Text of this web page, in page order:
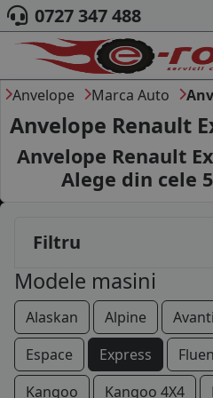
ACASA
DESPRE NOI
ANVELOPE
AUTO
CAMION
MOTO
MARCA
BLOG
B2B -
CONT
0727 347 488
Anvelope Marca Auto
Anvelope Renault
Anvelope Renault
Alege din cele
Filtru
Modele masini
Alaskan Alpine
Espace
Express
Kangoo
Kangoo 4X4